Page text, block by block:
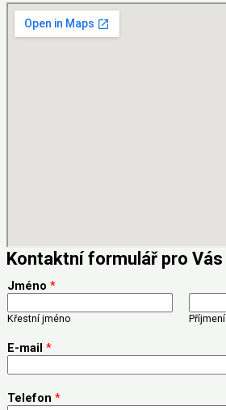
Kontaktní formulář pro Vás
Jméno *
Křestní jméno Příjmení
E-mail *
Telefon *